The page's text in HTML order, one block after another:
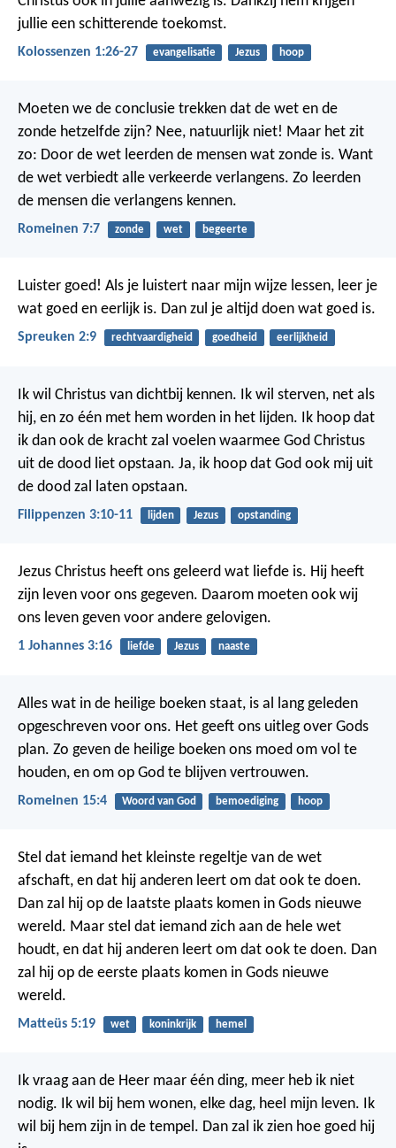
jullie een schitterende toekomst.
Kolossenzen 1:26-27 evangelisatie Jezus hoop
Moeten we de conclusie trekken dat de wet en de
zonde hetzelfde zijn? Nee, natuurlijk niet! Maar het zit
zo: Door de wet leerden de mensen wat zonde is. Want
de wet verbiedt alle verkeerde verlangens. Zo leerden
de mensen die verlangens kennen.
Romeinen 7:7 zonde wet begeerte
Luister goed! Als je luistert naar mijn wijze lessen, leer je
wat goed en eerlijk is. Dan zul je altijd doen wat goed is.
Spreuken 2:9 rechtvaardigheid goedheid eerlijkheid
Ik wil Christus van dichtbij kennen. Ik wil sterven, net als
hij, en zo één met hem worden in het lijden. Ik hoop dat
ik dan ook de kracht zal voelen waarmee God Christus
uit de dood liet opstaan. Ja, ik hoop dat God ook mij uit
de dood zal laten opstaan.
Filippenzen 3:10-11 lijden Jezus opstanding
Jezus Christus heeft ons geleerd wat liefde is. Hij heeft
zijn leven voor ons gegeven. Daarom moeten ook wij
ons leven geven voor andere gelovigen.
1 Johannes 3:16 liefde Jezus naaste
Alles wat in de heilige boeken staat, is al lang geleden
opgeschreven voor ons. Het geeft ons uitleg over Gods
plan. Zo geven de heilige boeken ons moed om vol te
houden, en om op God te blijven vertrouwen.
Romeinen 15:4 Woord van God bemoediging hoop
Stel dat iemand het kleinste regeltje van de wet
afschaft, en dat hij anderen leert om dat ook te doen.
Dan zal hij op de laatste plaats komen in Gods nieuwe
wereld. Maar stel dat iemand zich aan de hele wet
houdt, en dat hij anderen leert om dat ook te doen. Dan
zal hij op de eerste plaats komen in Gods nieuwe
wereld.
Matteüs 5:19 wet koninkrijk hemel
Ik vraag aan de Heer maar één ding, meer heb ik niet
nodig. Ik wil bij hem wonen, elke dag, heel mijn leven. Ik
wil bij hem zijn in de tempel. Dan zal ik zien hoe goed hij